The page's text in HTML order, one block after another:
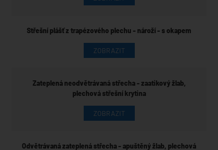
Střešní plášť z trapézového plechu - nároží - s okapem
ZOBRAZIT
Zateplená neodvětrávaná střecha - zaatikový žlab,
plechová střešní krytina
ZOBRAZIT
Odvětrávaná zateplená střecha - apuštěný žlab, plechová